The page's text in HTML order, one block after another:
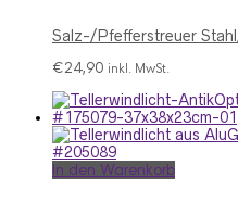
Salz-/Pfefferstreuer
€24,90 inkl. MwSt.
In den Warenkorb